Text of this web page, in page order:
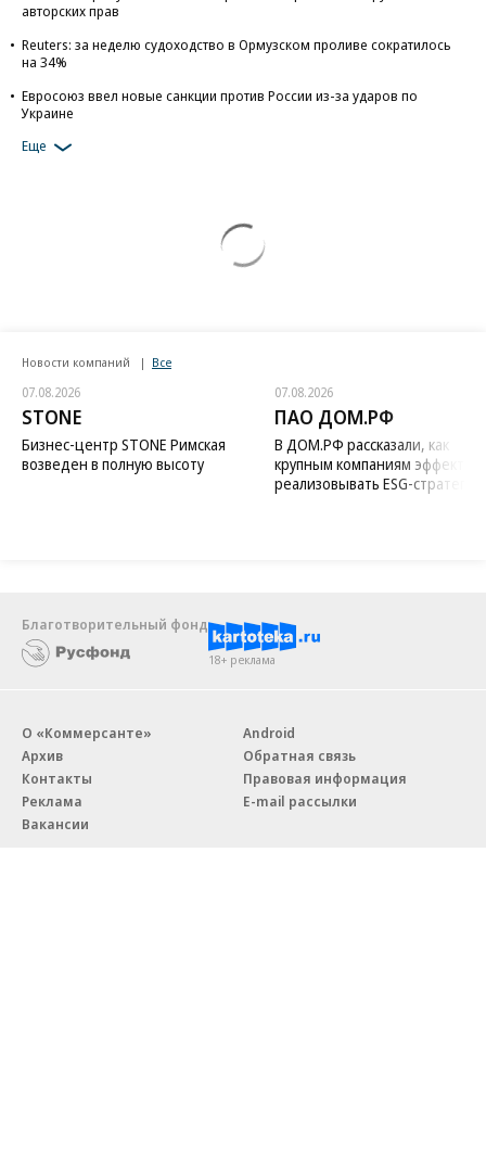
авторских прав
Reuters: за неделю судоходство в Ормузском проливе сократилось
на 34%
Евросоюз ввел новые санкции против России из-за ударов по
Украине
Еще
Новости компаний Все
07.08.2026
STONE
Бизнес-центр STONE Римская
возведен в полную высоту
07.08.2026
ПАО ДОМ.РФ
В ДОМ.РФ рассказали, как
крупным компаниям
реализовывать ESG-стратегию
Благотворительный фонд
18+ реклама
О «Коммерсанте»
Архив
Контакты
Реклама
Вакансии
Android
Обратная связь
Правовая информация
E-mail рассылки